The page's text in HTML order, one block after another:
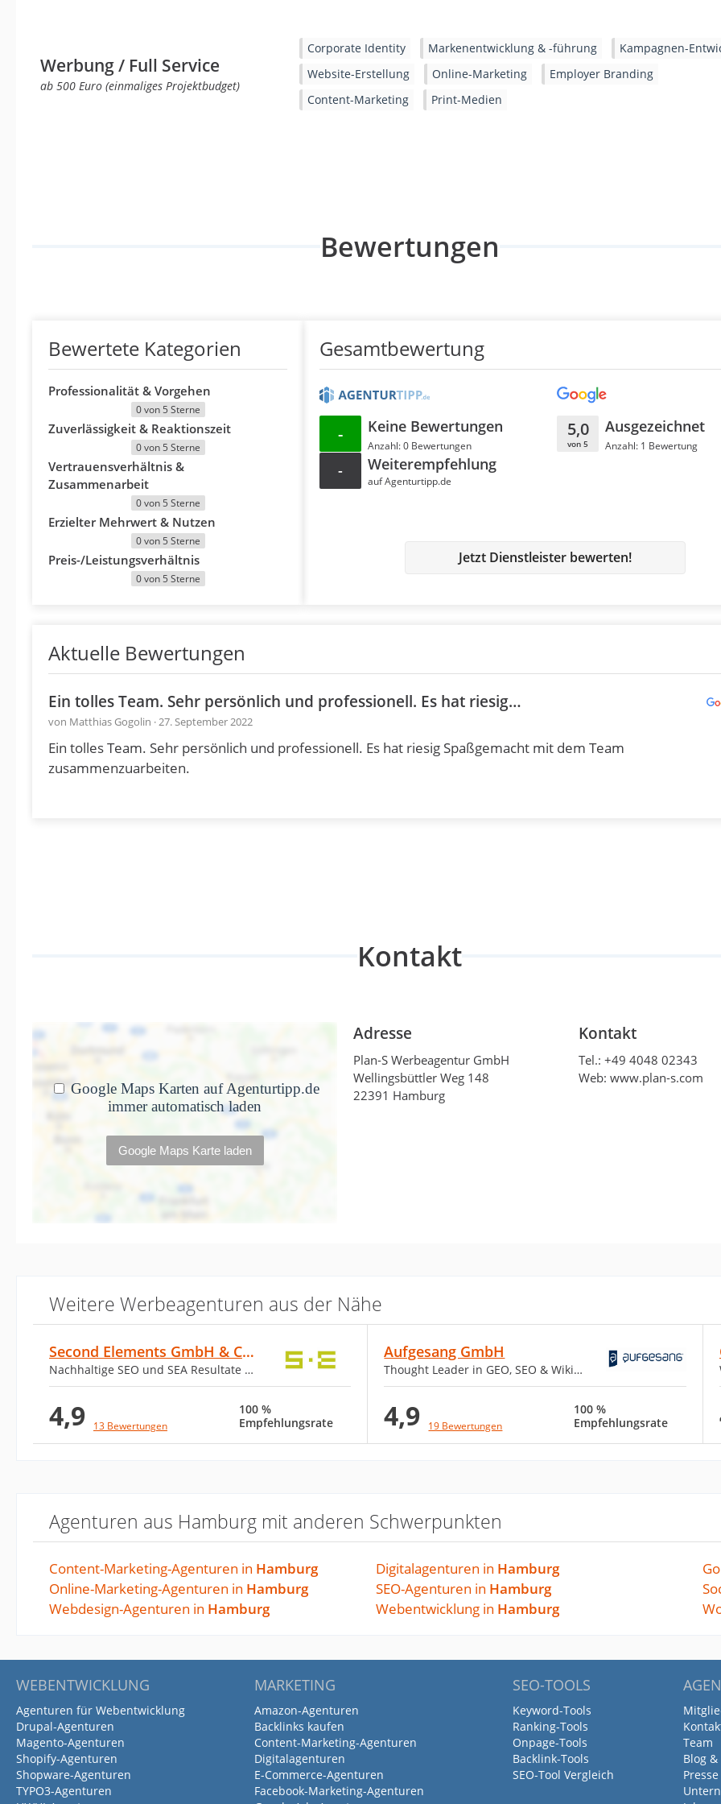
Werbung / Full Service
ab 500 Euro (einmaliges Projektbudget)
Corporate Identity Markenentwicklung & -führung
Kampagnen-
Website-Erstellung
Online-Marketing
Employer Branding
Content-Marketing
Print-Medien
Bewertungen
Bewertete Kategorien
Professionalität & Vorgehen
0 von 5 Sterne
Zuverlässigkeit & Reaktionszeit
0 von 5 Sterne
Vertrauensverhältnis &
Zusammenarbeit
0 von 5 Sterne
Erzielter Mehrwert & Nutzen
0 von 5 Sterne
Preis-/Leistungsverhältnis
0 von 5 Sterne
Gesamtbewertung
- Keine Bewertungen
Anzahl: 0 Bewertungen
- Weiterempfehlung
auf Agenturtipp.de
5,0
von 5
Ausgezeichnet
Anzahl: 1 Bewertung
Jetzt Dienstleister bewerten!
Aktuelle Bewertungen
Ein tolles Team. Sehr persönlich und professionell. Es hat riesig…
von Matthias Gogolin · 27. September 2022
Ein tolles Team. Sehr persönlich und professionell. Es hat riesig Spaßgemacht mit dem Team
zusammenzuarbeiten.
Kontakt
Adresse
Plan-S Werbeagentur GmbH
Wellingsbüttler Weg 148
22391 Hamburg
Kontakt
Tel.: +49 4048 02343
Web: www.plan-s.com
Weitere Werbeagenturen aus der Nähe
Second Elements GmbH & Co. KG
Nachhaltige SEO und SEA Resultate - be found
4,9 13 Bewertungen
100 %
Empfehlungsrate
Aufgesang GmbH
Thought Leader in GEO, SEO & Wikipedia-PR
4,9 19 Bewertungen
100 %
Empfehlungsrate
Agenturen aus Hamburg mit anderen Schwerpunkten
Content-Marketing-Agenturen in Hamburg Digitalagenturen in Hamburg
Online-Marketing-Agenturen in Hamburg SEO-Agenturen in Hamburg
Webdesign-Agenturen in Hamburg Webentwicklung in Hamburg
WEBENTWICKLUNG
Agenturen für Webentwicklung
Drupal-Agenturen
Magento-Agenturen
Shopify-Agenturen
Shopware-Agenturen
TYPO3-Agenturen
MARKETING
Amazon-Agenturen
Backlinks kaufen
Content-Marketing-Agenturen
Digitalagenturen
E-Commerce-Agenturen
Facebook-Marketing-Agenturen
SEO-TOOLS
Keyword-Tools
Ranking-Tools
Onpage-Tools
Backlink-Tools
SEO-Tool Vergleich
Team
Blog
Presse